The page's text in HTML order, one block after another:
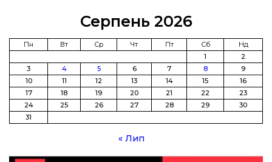
20:36
Нова кав’ярня в Сумах: як родина військового
з Краснопілля відкрила «Лев каву» за грантові
кошти (ВІДЕО)
14:37
21 лип
Захищав кордон до останнього подиху:
пам’яті полеглого прикордонника Олександра
Кичаня (ВІДЕО)
21 лип
Від штанги до «крил»: як спорт і характер
Серпень 2026
Пн Вт Ср Чт Пт Сб
Нд
1
2
3
4 5 6 7 8
9
10
11 12 13 14 15
16
17
18 19 20 21 22
23
24
25 26 27 28 29
30
31
« Лип